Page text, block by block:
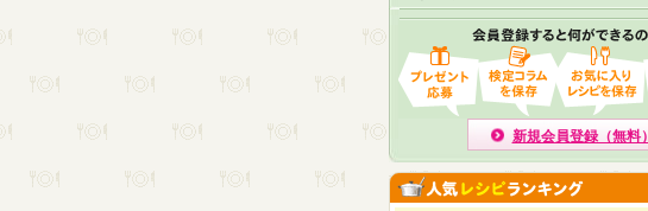
新規会員登録（無料）